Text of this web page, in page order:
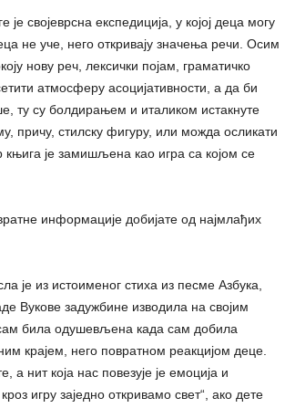
својеврсна експедиција, у којој деца могу
не уче, него откривају значења речи. Осим
нову реч, лексички појам, граматичко
атмосферу асоцијативности, а да би
ту су болдирањем и италиком истакнуте
причу, стилску фигуру, или можда осликати
књига је замишљена као игра са којом се
информације добијате од најмлађих
је из истоименог стиха из песме Азбука,
Вукове задужбине изводила на својим
била одушевљена када сам добила
крајем, него повратном реакцијом деце.
а нит која нас повезује је емоција и
игру заједно откривамо свет“, ако дете